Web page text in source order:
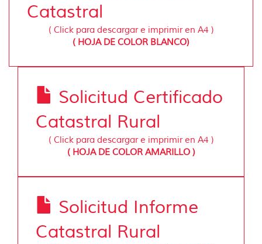
Catastral
( Click para descargar e imprimir en A4 )
( HOJA DE COLOR BLANCO)
Solicitud Certificado
Catastral Rural
( Click para descargar e imprimir en A4 )
( HOJA DE COLOR AMARILLO )
Solicitud Informe
Catastral Rural